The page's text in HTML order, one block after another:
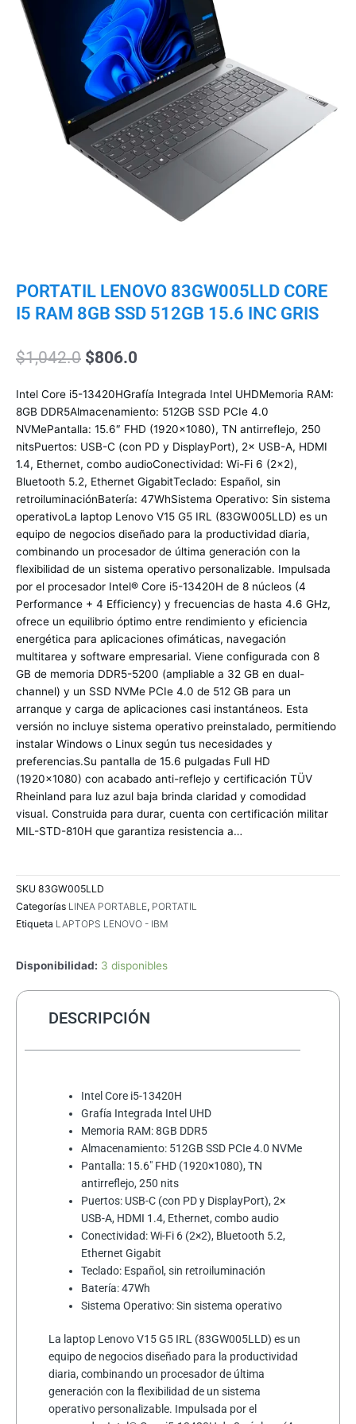
PORTATIL LENOVO 83GW005LLD CORE
I5 RAM 8GB SSD 512GB 15.6 INC GRIS
$1,042.0 El
original
era:
$1,042.0.
$806.0
actual
es:
$806.0.
Intel Core i5-13420HGrafía Integrada Intel UHDMemoria RAM:
8GB DDR5Almacenamiento: 512GB SSD PCIe 4.0
NVMePantalla: 15.6″ FHD (1920×1080), TN antirreflejo, 250
nitsPuertos: USB-C (con PD y DisplayPort), 2× USB-A, HDMI
1.4, Ethernet, combo audioConectividad: Wi-Fi 6 (2×2),
Bluetooth 5.2, Ethernet GigabitTeclado: Español, sin
retroiluminaciónBatería: 47WhSistema Operativo: Sin sistema
operativoLa laptop Lenovo V15 G5 IRL (83GW005LLD) es un
equipo de negocios diseñado para la productividad diaria,
combinando un procesador de última generación con la
flexibilidad de un sistema operativo personalizable. Impulsada
por el procesador Intel® Core i5-13420H de 8 núcleos (4
Performance + 4 Efficiency) y frecuencias de hasta 4.6 GHz,
ofrece un equilibrio óptimo entre rendimiento y eficiencia
energética para aplicaciones ofimáticas, navegación
multitarea y software empresarial. Viene configurada con 8
GB de memoria DDR5-5200 (ampliable a 32 GB en dual-
channel) y un SSD NVMe PCIe 4.0 de 512 GB para un
arranque y carga de aplicaciones casi instantáneos. Esta
versión no incluye sistema operativo preinstalado, permitiendo
instalar Windows o Linux según tus necesidades y
preferencias.Su pantalla de 15.6 pulgadas Full HD
(1920×1080) con acabado anti-reflejo y certificación TÜV
Rheinland para luz azul baja brinda claridad y comodidad
visual. Construida para durar, cuenta con certificación militar
MIL-STD-810H que garantiza resistencia a…
SKU 83GW005LLD
Categorías LINEA PORTABLE, PORTATIL
Etiqueta LAPTOPS LENOVO - IBM
Disponibilidad: 3 disponibles
DESCRIPCIÓN
Intel Core i5-13420H
Grafía Integrada Intel UHD
Memoria RAM: 8GB DDR5
Almacenamiento: 512GB SSD PCIe 4.0 NVMe
Pantalla: 15.6″ FHD (1920×1080), TN
antirreflejo, 250 nits
Puertos: USB-C (con PD y DisplayPort), 2×
USB-A, HDMI 1.4, Ethernet, combo audio
Conectividad: Wi-Fi 6 (2×2), Bluetooth 5.2,
Ethernet Gigabit
Teclado: Español, sin retroiluminación
Batería: 47Wh
Sistema Operativo: Sin sistema operativo
La laptop Lenovo V15 G5 IRL (83GW005LLD) es un
equipo de negocios diseñado para la productividad
diaria, combinando un procesador de última
generación con la flexibilidad de un sistema
operativo personalizable. Impulsada por el